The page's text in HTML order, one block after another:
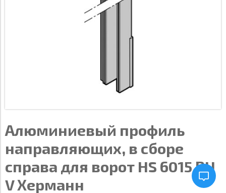
Алюминиевый профиль
направляющих, в сборе
справа для ворот HS 6015 PU
V Херманн